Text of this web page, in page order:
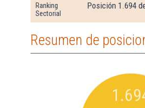
Ranking
Sectorial
Posición 1.694
Resumen de